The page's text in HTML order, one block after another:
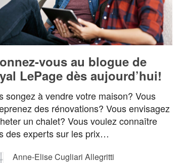
vous au blogue de
LePage dès aujourd’hui!
songez à vendre votre maison? Vous
des rénovations? Vous envisagez
un chalet? Vous voulez connaître
des experts sur les prix…
Anne-Elise Cugliari Allegritti